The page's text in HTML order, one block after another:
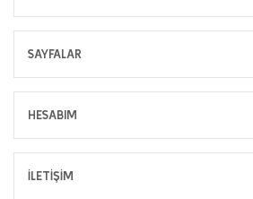
SAYFALAR
HESABIM
İLETİŞİM